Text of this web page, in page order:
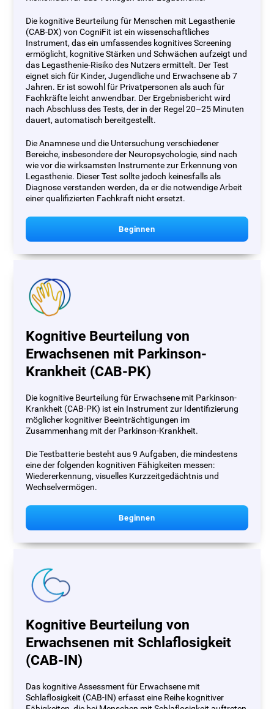
Die kognitive Beurteilung für Menschen mit Legasthenie
(CAB-DX) von CogniFit ist ein wissenschaftliches
Instrument, das ein umfassendes kognitives Screening
ermöglicht, kognitive Stärken und Schwächen aufzeigt und
das Legasthenie-Risiko des Nutzers ermittelt. Der Test
eignet sich für Kinder, Jugendliche und Erwachsene ab 7
Jahren. Er ist sowohl für Privatpersonen als auch für
Fachkräfte leicht anwendbar. Der Ergebnisbericht wird
nach Abschluss des Tests, der in der Regel 20–25 Minuten
dauert, automatisch bereitgestellt.
Die Anamnese und die Untersuchung verschiedener
Bereiche, insbesondere der Neuropsychologie, sind nach
wie vor die wirksamsten Instrumente zur Erkennung von
Legasthenie. Dieser Test sollte jedoch keinesfalls als
Diagnose verstanden werden, da er die notwendige Arbeit
einer qualifizierten Fachkraft nicht ersetzt.
Beginnen
Kognitive Beurteilung von
Erwachsenen mit Parkinson-
Krankheit (CAB-PK)
Die kognitive Beurteilung für Erwachsene mit Parkinson-
Krankheit (CAB-PK) ist ein Instrument zur Identifizierung
möglicher kognitiver Beeinträchtigungen im
Zusammenhang mit der Parkinson-Krankheit.
Die Testbatterie besteht aus 9 Aufgaben, die mindestens
eine der folgenden kognitiven Fähigkeiten messen:
Wiedererkennung, visuelles Kurzzeitgedächtnis und
Wechselvermögen.
Beginnen
Kognitive Beurteilung von
Erwachsenen mit Schlaflosigkeit
(CAB-IN)
Das kognitive Assessment für Erwachsene mit
Schlaflosigkeit (CAB-IN) erfasst eine Reihe kognitiver